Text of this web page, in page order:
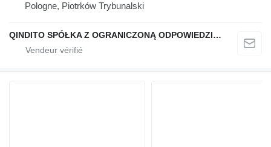
Pologne, Piotrków Trybunalski
QINDITO SPÓŁKA Z OGRANICZONĄ ODPOWIEDZIALNOŚCIĄ